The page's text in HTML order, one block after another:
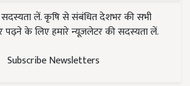
लें. कृषि से संबंधित देशभर की सभी
के लिए हमारे न्यूज़लेटर की सदस्यता लें.
Subscribe Newsletters